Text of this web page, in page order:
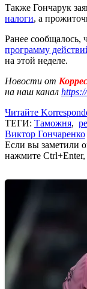
Также Гончарук
налоги, а
Ранее сообщалось,
программу
на этой неделе.
Новости от
на наш канал
Читайте
ТЕГИ: Таможня,
Виктор Гончаренко
Если вы заметили
нажмите